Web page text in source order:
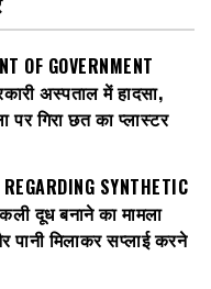
OF GOVERNMENT
अस्पताल में हादसा,
पर गिरा छत का प्लास्टर
SYNTHETIC
दूध बनाने का मामला
मिलाकर सप्लाई करने